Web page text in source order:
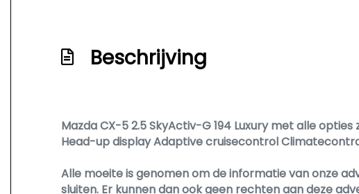
Rondomzicht camera
Zij airbag(s) voor
Beschrijving
Mazda CX-5 2.5 SkyActiv-G 194 Luxury met alle
Head-up display Adaptive cruisecontrol
Alle moeite is genomen om de informatie van onze
sluiten. Er kunnen dan ook geen rechten aan deze